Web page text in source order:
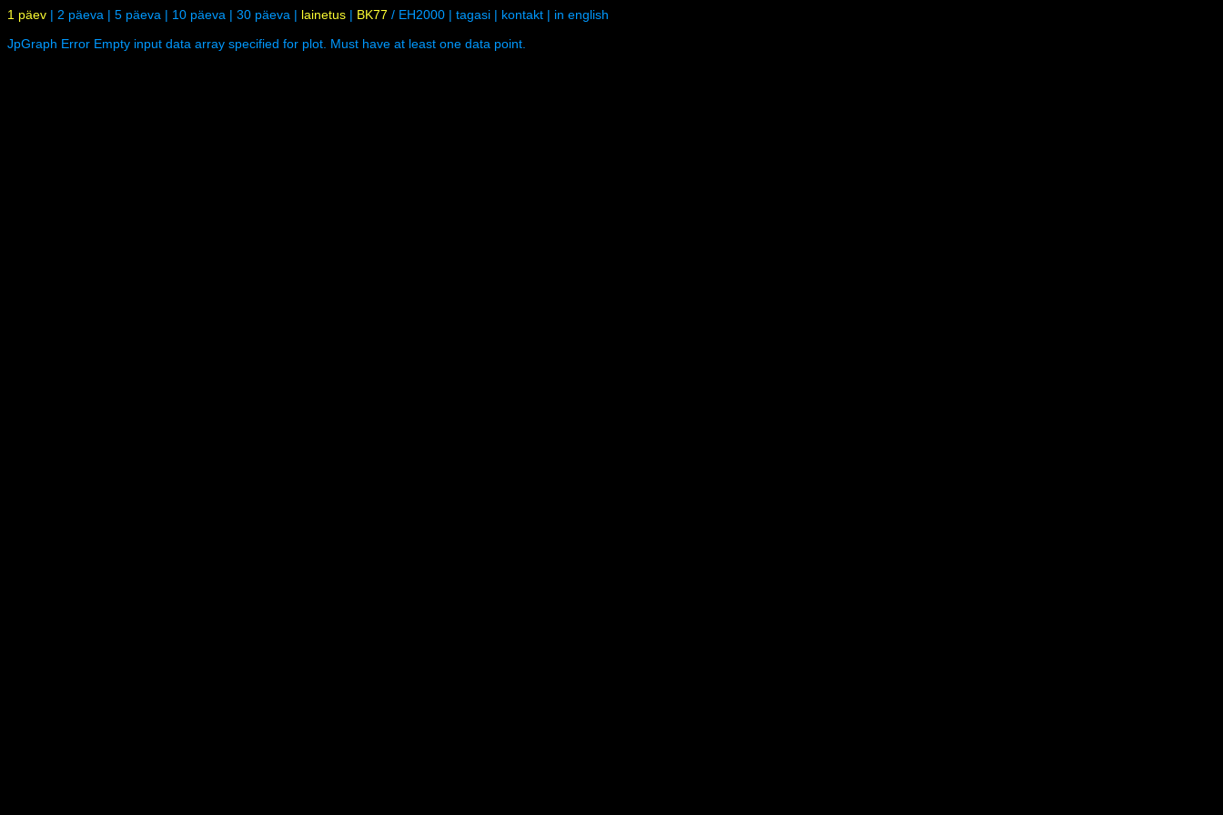
1 päev | 2 päeva | 5 päeva | 10 päeva | 30 päeva | lainetus | BK77 / EH2000 | tagasi | kontakt | in english
JpGraph Error Empty input data array specified for plot. Must have at least one data point.